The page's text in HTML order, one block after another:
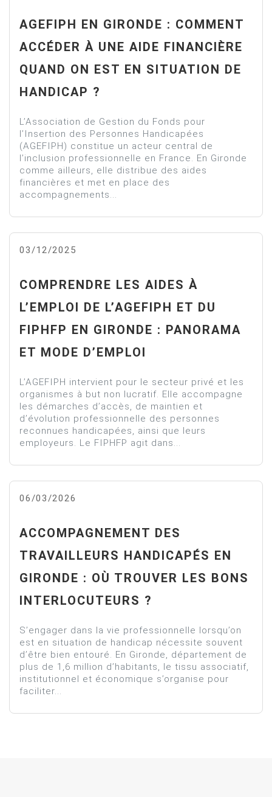
AGEFIPH EN GIRONDE : COMMENT
ACCÉDER À UNE AIDE FINANCIÈRE
QUAND ON EST EN SITUATION DE
HANDICAP ?
L’Association de Gestion du Fonds pour
l’Insertion des Personnes Handicapées
(AGEFIPH) constitue un acteur central de
l’inclusion professionnelle en France. En Gironde
comme ailleurs, elle distribue des aides
financières et met en place des
accompagnements...
03/12/2025
COMPRENDRE LES AIDES À
L’EMPLOI DE L’AGEFIPH ET DU
FIPHFP EN GIRONDE : PANORAMA
ET MODE D’EMPLOI
L’AGEFIPH intervient pour le secteur privé et les
organismes à but non lucratif. Elle accompagne
les démarches d’accès, de maintien et
d’évolution professionnelle des personnes
reconnues handicapées, ainsi que leurs
employeurs. Le FIPHFP agit dans...
06/03/2026
ACCOMPAGNEMENT DES
TRAVAILLEURS HANDICAPÉS EN
GIRONDE : OÙ TROUVER LES BONS
INTERLOCUTEURS ?
S’engager dans la vie professionnelle lorsqu’on
est en situation de handicap nécessite souvent
d’être bien entouré. En Gironde, département de
plus de 1,6 million d’habitants, le tissu associatif,
institutionnel et économique s’organise pour
faciliter...